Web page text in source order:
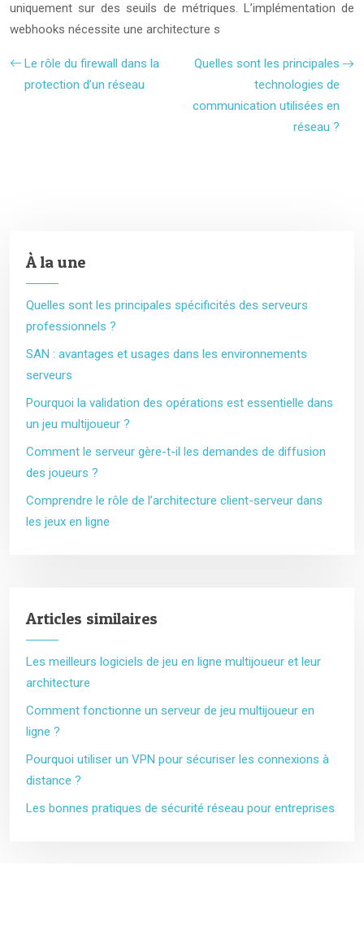
uniquement sur des seuils de métriques. L’implémentation de
webhooks nécessite une architecture s
Le rôle du firewall dans la
protection d’un réseau
Quelles sont les principales
technologies de
communication utilisées en
réseau ?
À la une
Quelles sont les principales spécificités des serveurs
professionnels ?
SAN : avantages et usages dans les environnements
serveurs
Pourquoi la validation des opérations est essentielle dans
un jeu multijoueur ?
Comment le serveur gère-t-il les demandes de diffusion
des joueurs ?
Comprendre le rôle de l’architecture client-serveur dans
les jeux en ligne
Articles similaires
Les meilleurs logiciels de jeu en ligne multijoueur et leur
architecture
Comment fonctionne un serveur de jeu multijoueur en
ligne ?
Pourquoi utiliser un VPN pour sécuriser les connexions à
distance ?
Les bonnes pratiques de sécurité réseau pour entreprises